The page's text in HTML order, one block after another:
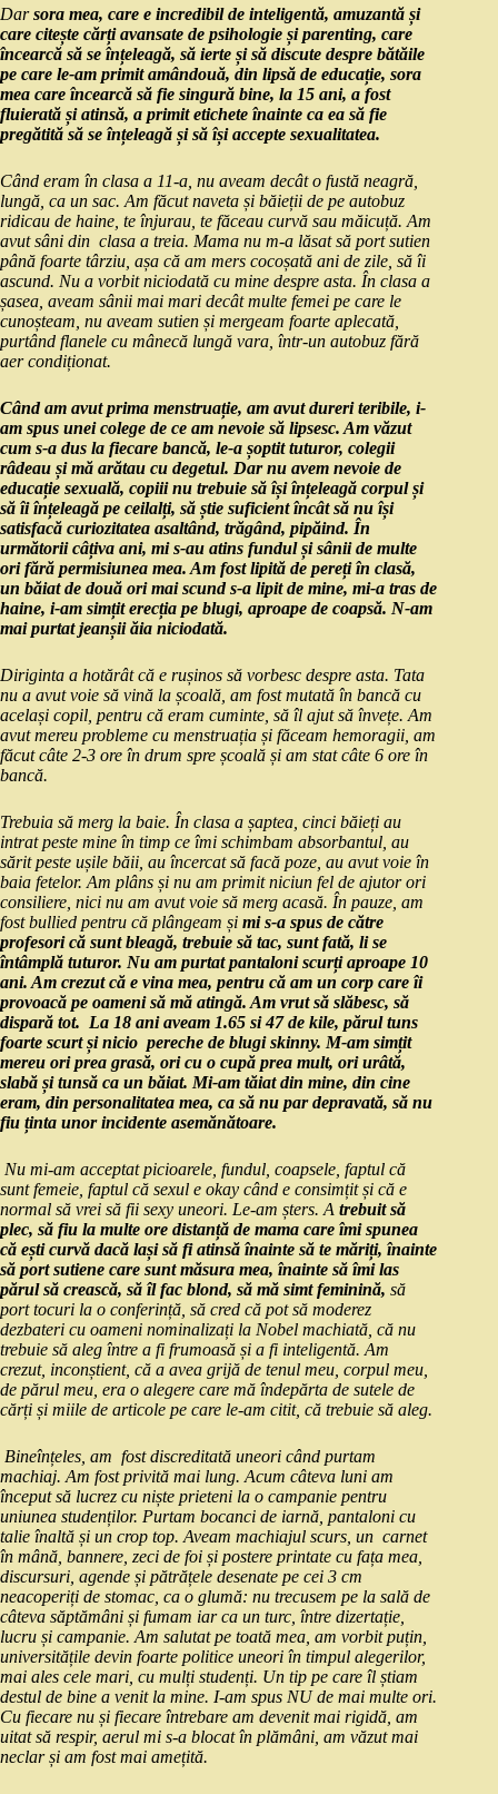
Darsora mea, care e incredibil de inteligentă, amuzantă și
care citește cărți avansate de psihologie și parenting, care
încearcă să se înțeleagă, să ierte și să discute despre bătăile
pe care le-am primit amândouă, din lipsă de educație, sora
mea care încearcă să fie singură bine, la 15 ani, a fost
fluierată și atinsă, a primit etichete înainte ca ea să fie
pregătită să se înțeleagă și să își accepte sexualitatea.
Când eram în clasa a 11-a, nu aveam decât o fustă neagră,
lungă, ca un sac. Am făcut naveta și băieții de pe autobuz
ridicau de haine, te înjurau, te făceau curvă sau măicuță. Am
avut sâni din clasa a treia. Mama nu m-a lăsat să port sutien
până foarte târziu, așa că am mers cocoșată ani de zile, să îi
ascund. Nu a vorbit niciodată cu mine despre asta. În clasa a
șasea, aveam sânii mai mari decât multe femei pe care le
cunoșteam, nu aveam sutien și mergeam foarte aplecată,
purtând flanele cu mânecă lungă vara, într-un autobuz fără
aer condiționat.
Când am avut prima menstruație, am avut dureri teribile, i-
am spus unei colege de ce am nevoie să lipsesc. Am văzut
cum s-a dus la fiecare bancă, le-a șoptit tuturor, colegii
râdeau și mă arătau cu degetul. Dar nu avem nevoie de
educație sexuală, copiii nu trebuie să își înțeleagă corpul și
să îi înțeleagă pe ceilalți, să știe suficient încât să nu își
satisfacă curiozitatea asaltând, trăgând, pipăind. În
următorii câțiva ani, mi s-au atins fundul și sânii de multe
ori fără permisiunea mea. Am fost lipită de pereți în clasă,
un băiat de două ori mai scund s-a lipit de mine, mi-a tras de
haine, i-am simțit erecția pe blugi, aproape de coapsă. N-am
mai purtat jeanșii ăia niciodată.
Diriginta a hotărât că e rușinos să vorbesc despre asta. Tata
nu a avut voie să vină la școală, am fost mutată în bancă cu
același copil, pentru că eram cuminte, să îl ajut să învețe. Am
avut mereu probleme cu menstruația și făceam hemoragii, am
făcut câte 2-3 ore în drum spre școală și am stat câte 6 ore în
bancă.
Trebuia să merg la baie. În clasa a șaptea, cinci băieți au
intrat peste mine în timp ce îmi schimbam absorbantul, au
sărit peste ușile băii, au încercat să facă poze, au avut voie în
baia fetelor. Am plâns și nu am primit niciun fel de ajutor ori
consiliere, nici nu am avut voie să merg acasă. În pauze, am
fost bullied pentru că plângeam și mi s-a spus de către
profesori că sunt bleagă, trebuie să tac, sunt fată, li se
întâmplă tuturor. Nu am purtat pantaloni scurți aproape 10
ani. Am crezut că e vina mea, pentru că am un corp care îi
provoacă pe oameni să mă atingă. Am vrut să slăbesc, să
dispară tot. La 18 ani aveam 1.65 si 47 de kile, părul tuns
foarte scurt și nicio pereche de blugi skinny. M-am simțit
mereu ori prea grasă, ori cu o cupă prea mult, ori urâtă,
slabă și tunsă ca un băiat. Mi-am tăiat din mine, din cine
eram, din personalitatea mea, ca să nu par depravată, să nu
fiu ținta unor incidente asemănătoare.
Nu mi-am acceptat picioarele, fundul, coapsele, faptul că
sunt femeie, faptul că sexul e okay când e consimțit și că e
normal să vrei să fii sexy uneori. Le-am șters. A trebuit să
plec, să fiu la multe ore distanță de mama care îmi spunea
că ești curvă dacă lași să fi atinsă înainte să te măriți, înainte
să port sutiene care sunt măsura mea, înainte să îmi las
părul să crească, să îl fac blond, să mă simt feminină, să
port tocuri la o conferință, să cred că pot să moderez
dezbateri cu oameni nominalizați la Nobel machiată, că nu
trebuie să aleg între a fi frumoasă și a fi inteligentă. Am
crezut, inconștient, că a avea grijă de tenul meu, corpul meu,
de părul meu, era o alegere care mă îndepărta de sutele de
cărți și miile de articole pe care le-am citit, că trebuie să aleg.
Bineînțeles, am fost discreditată uneori când purtam
machiaj. Am fost privită mai lung. Acum câteva luni am
început să lucrez cu niște prieteni la o campanie pentru
uniunea studenților. Purtam bocanci de iarnă, pantaloni cu
talie înaltă și un crop top. Aveam machiajul scurs, un carnet
în mână, bannere, zeci de foi și postere printate cu fața mea,
discursuri, agende și pătrățele desenate pe cei 3 cm
neacoperiți de stomac, ca o glumă: nu trecusem pe la sală de
câteva săptămâni și fumam iar ca un turc, între dizertație,
lucru și campanie. Am salutat pe toată mea, am vorbit puțin,
universitățile devin foarte politice uneori în timpul alegerilor,
mai ales cele mari, cu mulți studenți. Un tip pe care îl știam
destul de bine a venit la mine. I-am spus NU de mai multe ori.
Cu fiecare nu și fiecare întrebare am devenit mai rigidă, am
uitat să respir, aerul mi s-a blocat în plămâni, am văzut mai
neclar și am fost mai amețită.